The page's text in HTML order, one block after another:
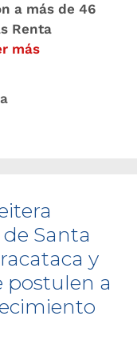
a más de 46
Renta
más
Santa
y
postulen a